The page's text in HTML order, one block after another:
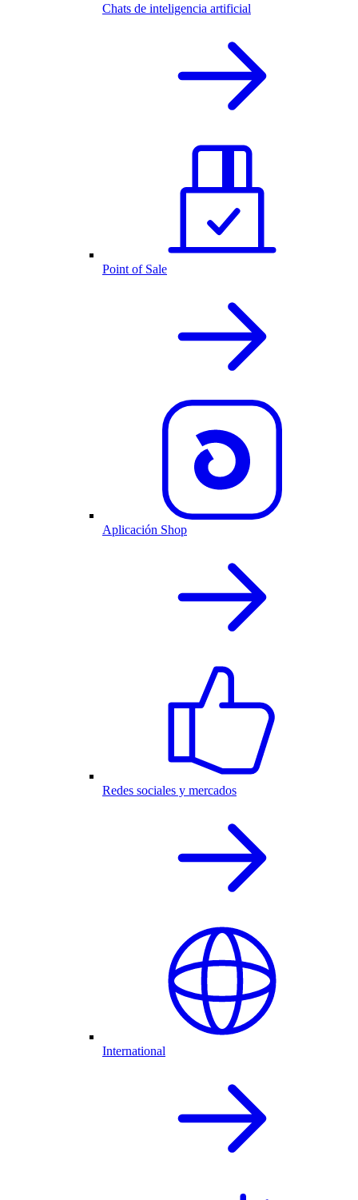
Chats de inteligencia artificial
Point of Sale
Aplicación Shop
Redes sociales y mercados
International